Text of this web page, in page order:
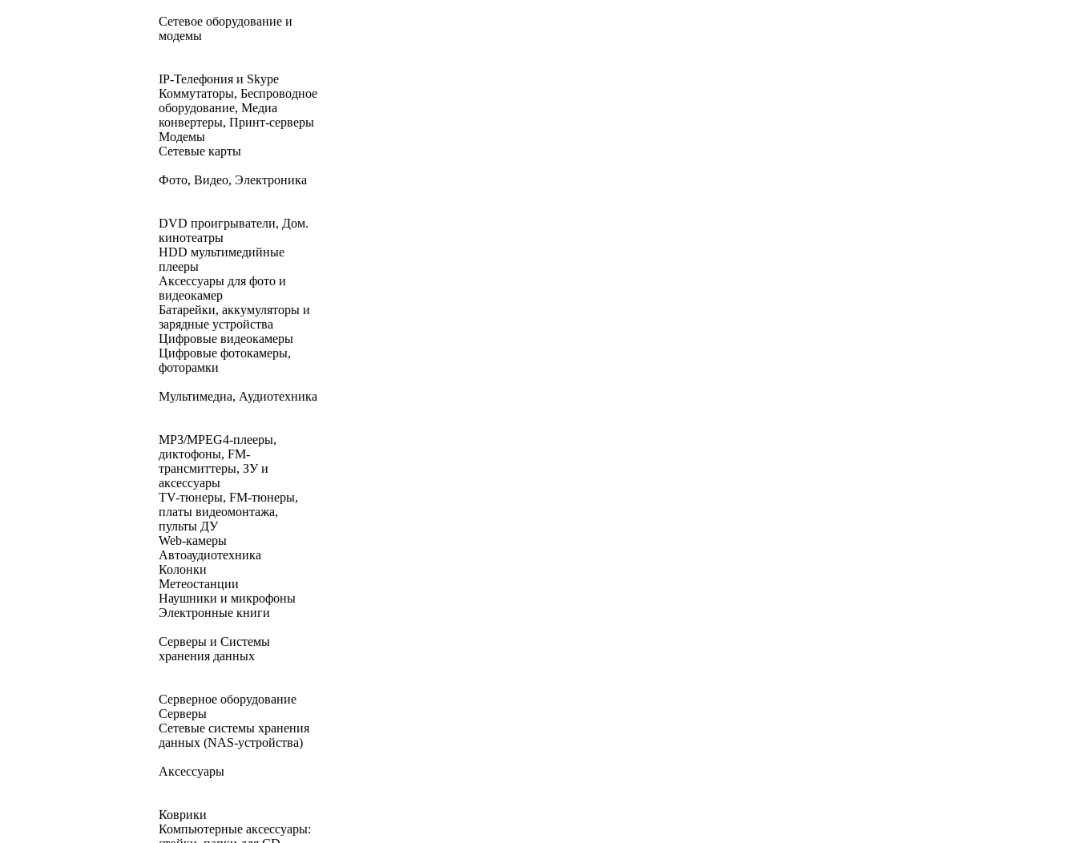
Сетевое оборудование и
модемы
IP-Телефония и Skype
Коммутаторы, Беспроводное
оборудование, Медиа
конвертеры, Принт-серверы
Модемы
Сетевые карты
Фото, Видео, Электроника
DVD проигрыватели, Дом.
кинотеатры
HDD мультимедийные
плееры
Аксессуары для фото и
видеокамер
Батарейки, аккумуляторы и
зарядные устройства
Цифровые видеокамеры
Цифровые фотокамеры,
фоторамки
Мультимедиа, Аудиотехника
MP3/MPEG4-плееры,
диктофоны, FM-
трансмиттеры, ЗУ и
аксессуары
TV-тюнеры, FM-тюнеры,
платы видеомонтажа,
пульты ДУ
Web-камеры
Автоаудиотехника
Колонки
Метеостанции
Наушники и микрофоны
Электронные книги
Серверы и Системы
хранения данных
Серверное оборудование
Серверы
Сетевые системы хранения
данных (NAS-устройства)
Аксессуары
Коврики
Компьютерные аксессуары: